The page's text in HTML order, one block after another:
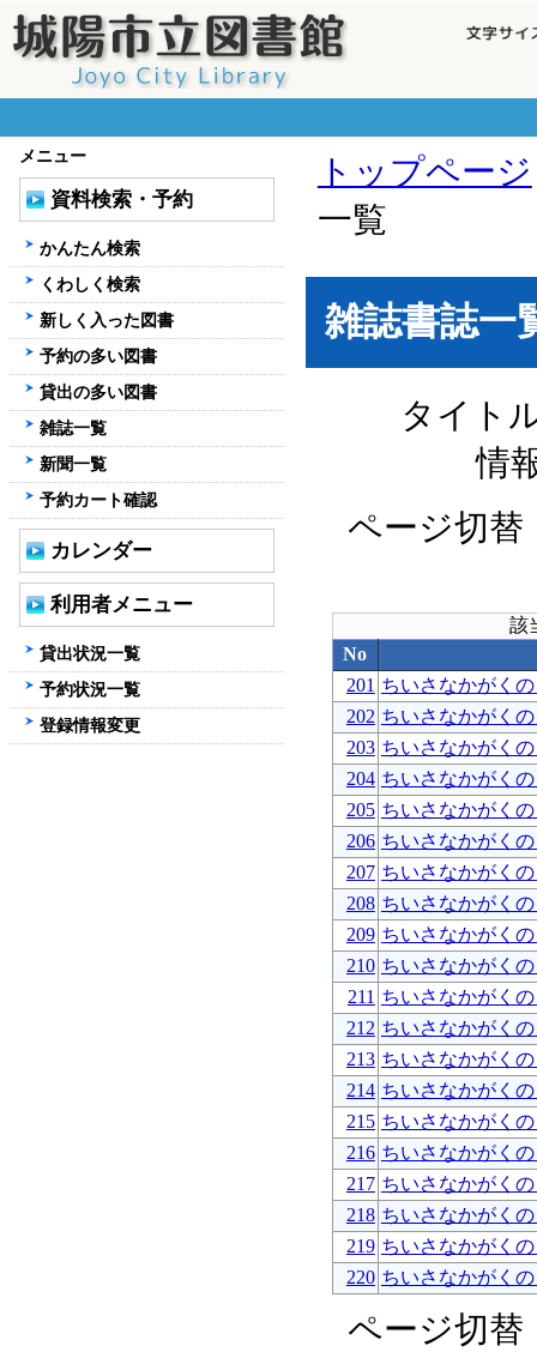
トップページ
一覧
雑誌書誌一
タイト
情
ページ切替
該
No
201 ちいさなかがく
202 ちいさなかがく
203 ちいさなかがく
204 ちいさなかがく
205 ちいさなかがく
206 ちいさなかがく
207 ちいさなかがく
208 ちいさなかがく
209 ちいさなかがく
210 ちいさなかがく
211 ちいさなかがく
212 ちいさなかがく
213 ちいさなかがく
214 ちいさなかがく
215 ちいさなかがく
216 ちいさなかがく
217 ちいさなかがく
218 ちいさなかがく
219 ちいさなかがく
220 ちいさなかがく
ページ切替
メニュー
資料検索・予約
かんたん検索
くわしく検索
新しく入った図書
予約の多い図書
貸出の多い図書
雑誌一覧
新聞一覧
予約カート確認
カレンダー
利用者メニュー
貸出状況一覧
予約状況一覧
登録情報変更